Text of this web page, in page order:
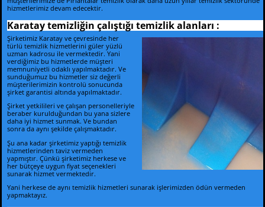
hizmetlerimiz devam edecektir.
Karatay temizliğin çalıştığı temizlik alanları :
Şirketimiz Karatay ve çevresinde her
türlü temizlik hizmetlerini güler yüzlü
uzman kadrosu ile vermektedir. Yani
verdiğimiz bu hizmetlerde müşteri
memnuniyetli odaklı yapılmaktadır. Ve
sunduğumuz bu hizmetler siz değerli
müşterilerimizin kontrolü sonucunda
şirket garantisi altında yapılmaktadır.
Şirket yetkilileri ve çalışan personelleriyle
beraber kurulduğundan bu yana sizlere
daha iyi hizmet sunmak. Ve bundan
sonra da aynı şekilde çalışmaktadır.
Şu ana kadar şirketimiz yaptığı temizlik
hizmetlerinden taviz vermeden
yapmıştır. Çünkü şirketimiz herkese ve
her bütçeye uygun fiyat seçenekleri
sunarak hizmet vermektedir.
Yani herkese de aynı temizlik hizmetleri sunarak işlerimizden ödün vermeden
yapmaktayız.